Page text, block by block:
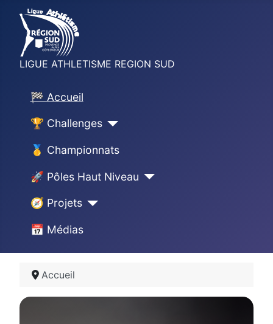
LIGUE ATHLETISME REGION SUD
🏁 Accueil
🏆 Challenges
🥇 Championnats
🚀 Pôles Haut Niveau
🧭 Projets
📅 Médias
Accueil